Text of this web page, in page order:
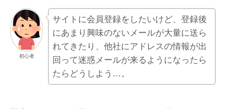
初心者
サイトに会員登録をしたいけど、登録後
にあまり興味のないメールが大量に送ら
れてきたり、他社にアドレスの情報が出
回って迷惑メールが来るようになったら
たらどうしよう…。